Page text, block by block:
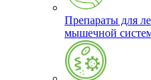
Препараты для
мышечной